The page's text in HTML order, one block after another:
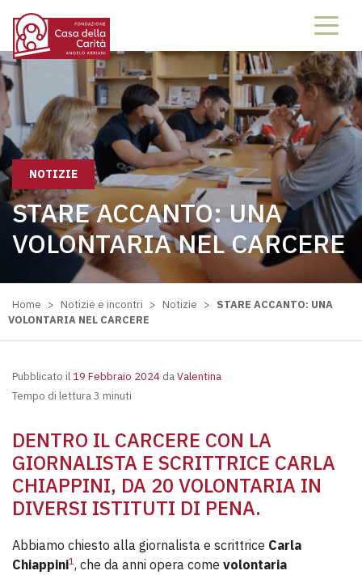
NOTIZIE
STARE ACCANTO: UNA
VOLONTARIA NEL CARCERE
Home > Notizie e incontri > Notizie > STARE ACCANTO: UNA
VOLONTARIA NEL CARCERE
Pubblicato il 19 Febbraio 2024 daValentina
Tempo di lettura 3 minuti
DENTRO IL CARCERE CON LA
GIORNALISTA E SCRITTRICE CARLA
CHIAPPINI, DA 20 VOLONTARIA IN
DIVERSI ISTITUTI DI PENA.
Abbiamo chiesto alla giornalista e scrittrice Carla
Chiappini1, che da anni opera come volontaria